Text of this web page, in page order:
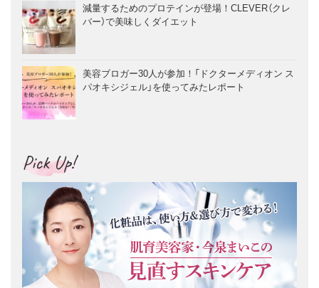
減量するためのプロテインが登場！CLEVER（クレ
バー）で美味しくダイエット
美容ブロガー30人が参加！「ドクターメディオン ス
パオキシジェル」を使ってみたレポート
Pick Up!